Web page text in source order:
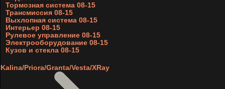
Тормозная система 08-15
Трансмиссия 08-15
Выхлопная система 08-15
Интерьер 08-15
Рулевое управление 08-15
Электрооборудование 08-15
Кузов и стекла 08-15
Kalina/Priora/Granta/Vesta/XRay